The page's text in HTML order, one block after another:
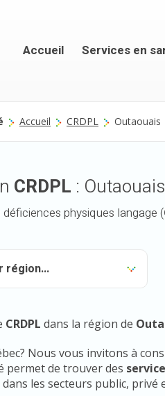
Accueil Services en
Accueil CRDPL Outaouais
CRDPL : Outaouais
physiques langage (
CRDPL dans la région de
Nous vous invitons à
permet de trouver des
les secteurs public, privé